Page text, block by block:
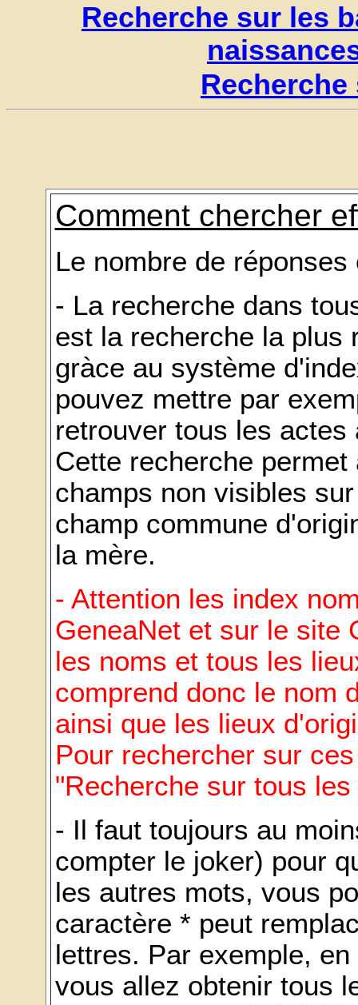
Recherche sur les
Comment chercher
Le nombre de
- La recherche dans
est la recherche la plus
gràce au système
pouvez mettre par
retrouver tous les
Cette recherche
champs non visibles
champ commune
la mère.
- Attention les index
GeneaNet et sur le site
les noms et tous les
comprend donc le nom
ainsi que les lieux
Pour rechercher sur
"Recherche sur tous
- Il faut toujours au
compter le joker) pour
les autres mots, vous
caractère * peut
lettres. Par exemple,
vous allez obtenir tous